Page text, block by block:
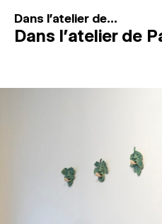
Dans l'atelier de...
Dans l’atelier de